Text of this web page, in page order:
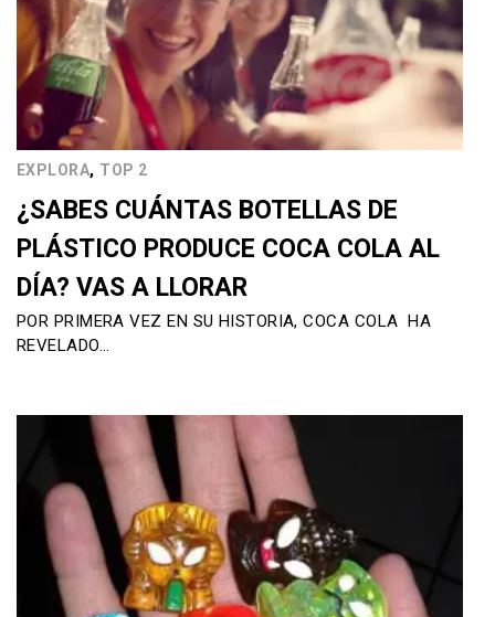
EXPLORA, TOP 2
¿SABES CUÁNTAS BOTELLAS DE
PLÁSTICO PRODUCE COCA COLA AL
DÍA? VAS A LLORAR
POR PRIMERA VEZ EN SU HISTORIA, COCA COLA HA
REVELADO…